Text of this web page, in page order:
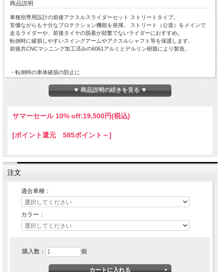
商品説明
車種別専用設計の前後アクスルスライダーセット ストリートタイプ。
安価ながらも十分なプロテクション機能を発揮。 ストリート（公道）をメインで
走るライダーや、前後タイヤの脱着が頻繁でないライダーにおすすめ。
転倒時に破損しやすいスイングアームやアクスルシャフト等を保護します。
前後共CNCマシニング加工済みの6061アルミとデルリン樹脂により製造。
・転倒時の車体破損の防止に
・車種別専用設計のため優れたフィットを実現
・選べるカラーリングで車体に合わせたドレスアップが可能
・樹脂スライダーは交換可能。スライダー単品もラインナップ
▼ 商品説明の続きを見る ▼
サマーセール 10% off:19,500円(税込)
[ポイント還元 585ポイント～]
注文
適合車種：
カラー：
購入数： 個